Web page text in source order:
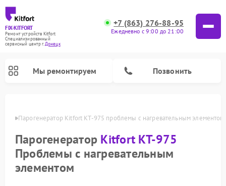
FIX-KITFORT
Ремонт устройств Kitfort
Специализированный
cервисный центр г.Донецк
+7 (863) 276-88-95
Ежедневно с 9:00 до 21:00
Мы ремонтируем Позвонить
Парогенератор Kitfort КТ-975 проблемы с нагревательным элементом
Парогенератор Kitfort КТ-975
Проблемы с нагревательным
элементом